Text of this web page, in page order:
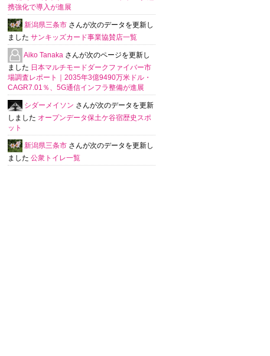
携強化で導入が進展
新潟県三条市 さんが次のデータを更新し
ました サンキッズカード事業協賛店一覧
Aiko Tanaka さんが次のページを更新し
ました 日本マルチモードダークファイバー市
場調査レポート｜2035年3億9490万米ドル・
CAGR7.01％、5G通信インフラ整備が進展
シダーメイソン さんが次のデータを更新
しました オープンデータ保土ケ谷宿歴史スポ
ット
新潟県三条市 さんが次のデータを更新し
ました 公衆トイレ一覧